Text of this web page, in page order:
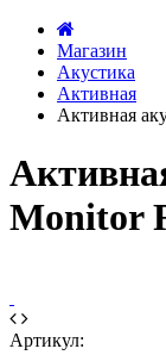
Магазин
Акустика
Активная
Активная
Monitor
Артикул: